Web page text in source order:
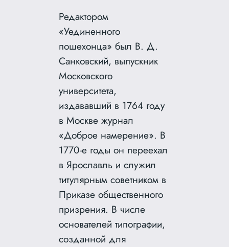
Редактором
«Уединенного
пошехонца» был В. Д.
Санковский, выпускник
Московского
университета,
издававший в 1764 году
в Москве журнал
«Доброе намерение». В
1770-е годы он переехал
в Ярославль и служил
титулярным советником в
Приказе общественного
призрения. В числе
основателей типографии,
созданной для